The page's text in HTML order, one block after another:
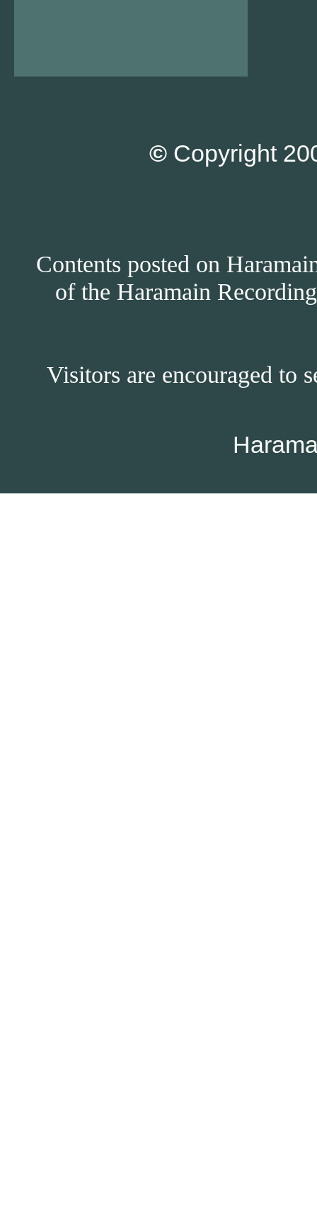
© Copyright
Contents posted on
of the Haramain
Visitors are encouraged to